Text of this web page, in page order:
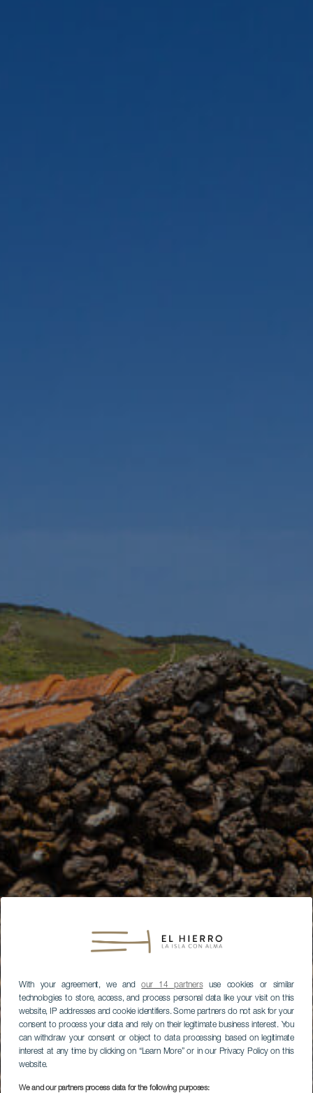
With your agreement, we andour 14 partnersuse cookies or similar
technologies to store, access, and process personal data like your visit on this
website, IP addresses and cookie identifiers. Some partners do not ask for your
consent to process your data and rely on their legitimate business interest. You
can withdraw your consent or object to data processing based on legitimate
interest at any time by clicking on “Learn More” or in our Privacy Policy on this
website.
We and our partners process data for the following purposes: